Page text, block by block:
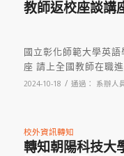
教師返校座談講
國立彰化師範大學英
座 請上全國教師在職
2024-10-18 / 通過： 系辦人
校外資訊轉知
轉知朝陽科技大